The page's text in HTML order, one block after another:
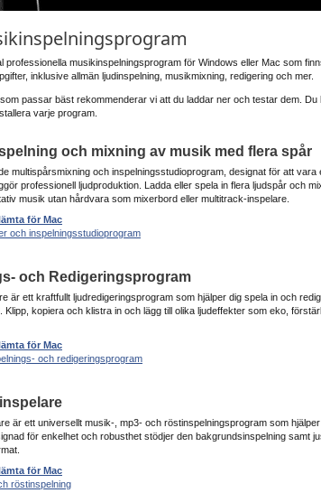
professionella musikinspelningsprogram för Windows eller Mac som
inklusive allmän ljudinspelning, musikmixning, redigering och mer.
passar bäst rekommenderar vi att du laddar ner och testar dem.
varje program.
och mixning av musik med flera spår
multispårsmixning och inspelningsstudioprogram, designat för att vara
professionell ljudproduktion. Ladda eller spela in flera ljudspår och
musik utan hårdvara som mixerbord eller multitrack-inspelare.
för Mac
och inspelningsstudioprogram
och Redigeringsprogram
är ett kraftfullt ljudredigeringsprogram som hjälper dig spela in och
Klipp, kopiera och klistra in och lägg till olika ljudeffekter som eko,
för Mac
och redigeringsprogram
är ett universellt musik-, mp3- och röstinspelningsprogram som
för enkelhet och robusthet stödjer den bakgrundsinspelning samt
för Mac
röstinspelning